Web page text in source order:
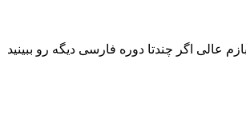
عالی اگر چندتا دوره فارسی دیگه رو ببینید